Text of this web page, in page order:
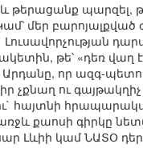
թերացանք պարզել,
մեր
թե՝ «դեռ
Արդանը, որ ազգ-
ու գայթակղիչ
հայտնի
քաոսի գիրկը
Լևիի կամ ՆԱՏՕ